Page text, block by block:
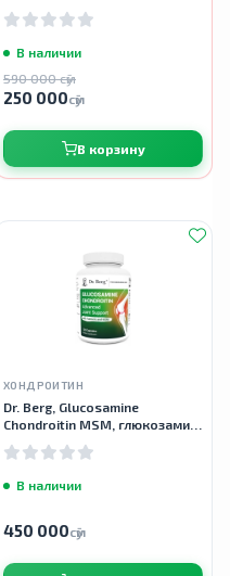
60 капсул
В наличии
590 000 сӯм
250 000сӯм
В корзину
ХОНДРОИТИН
Dr. Berg, Glucosamine
Chondroitin MSM, глюкозамин,
капсул
В наличии
450 000сӯм